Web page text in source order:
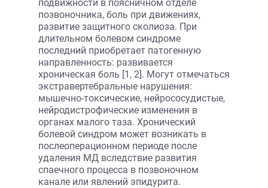
подвижности в поясничном отделе
позвоночника, боль при движениях,
развитие защитного сколиоза. При
длительном болевом синдроме
последний приобретает патогенную
направленность: развивается
хроническая боль [1, 2]. Могут отмечаться
экстравертебральные нарушения:
мышечно-токсические, нейрососудистые,
нейродистрофические изменения в
органах малого таза. Хронический
болевой синдром может возникать в
послеоперационном периоде после
удаления МД вследствие развития
спаечного процесса в позвоночном
канале или явлений эпидурита.